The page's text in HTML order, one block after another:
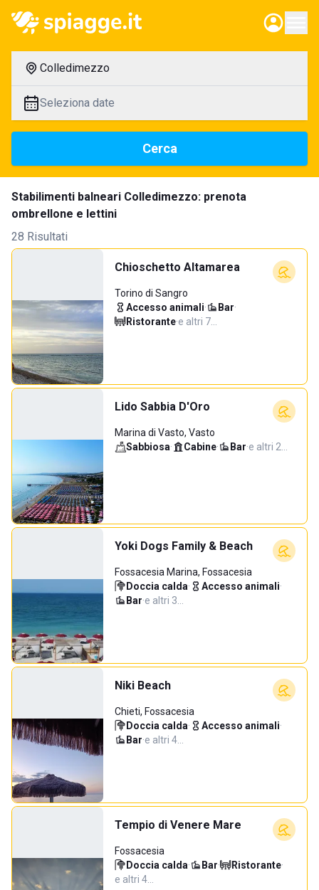
Colledimezzo
Seleziona date
Cerca
Stabilimenti balneari Colledimezzo: prenota
ombrellone e lettini
28 Risultati
Chioschetto Altamarea
Torino di Sangro
Accesso animali· Bar·
Ristorante·e altri 7…
Lido Sabbia D'Oro
Marina di Vasto, Vasto
Sabbiosa· Cabine· Bar·e altri 2…
Yoki Dogs Family & Beach
Fossacesia Marina, Fossacesia
Doccia calda· Accesso animali·
Bar·e altri 3…
Niki Beach
Chieti, Fossacesia
Doccia calda· Accesso animali·
Bar·e altri 4…
Tempio di Venere Mare
Fossacesia
Doccia calda· Bar· Ristorante·
e altri 4…